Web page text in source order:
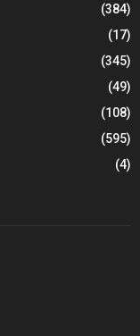
(384)
(17)
(345)
(49)
(108)
(595)
(4)